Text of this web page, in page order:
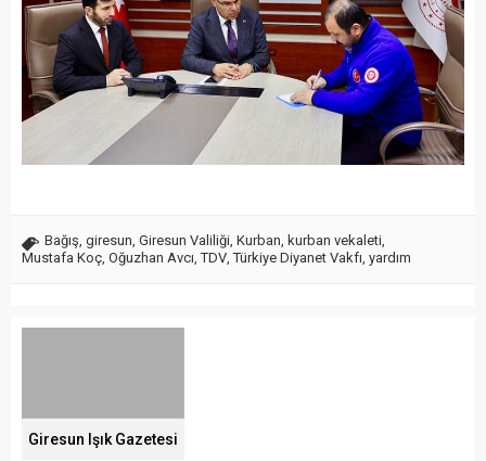
Bağış giresun Giresun Valiliği Kurban kurban vekaleti
Mustafa Koç Oğuzhan Avcı ,TDV ,Türkiye Diyanet Vakfı yardım
Giresun Işık Gazetesi